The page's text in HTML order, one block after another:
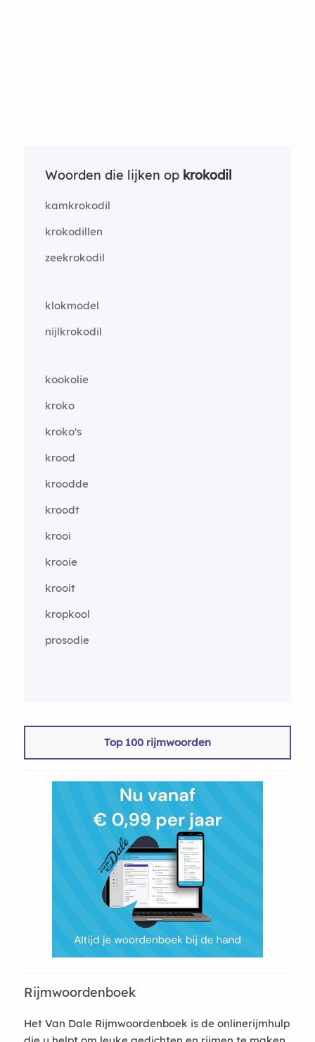
Woorden die lijken op krokodil
kamkrokodil
krokodillen
zeekrokodil
klokmodel
nijlkrokodil
kookolie
kroko
kroko's
krood
kroodde
kroodt
krooi
krooie
krooit
kropkool
prosodie
Top 100 rijmwoorden
Rijmwoordenboek
Het Van Dale Rijmwoordenboek is de onlinerijmhulp